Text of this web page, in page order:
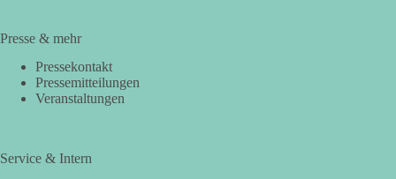
Presse & mehr
Pressekontakt
Pressemitteilungen
Veranstaltungen
Service & Intern